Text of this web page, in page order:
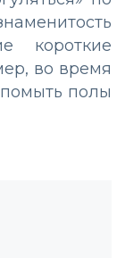
короткие
во время
полы